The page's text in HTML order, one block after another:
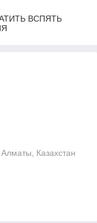
ВСПЯТЬ
Казахстан